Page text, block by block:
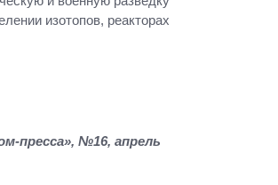
изотопов, реакторах
пресса», №16, апрель